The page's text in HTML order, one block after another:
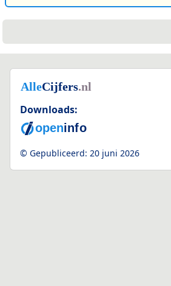
Downloads:
© Gepubliceerd: 20 juni 2026